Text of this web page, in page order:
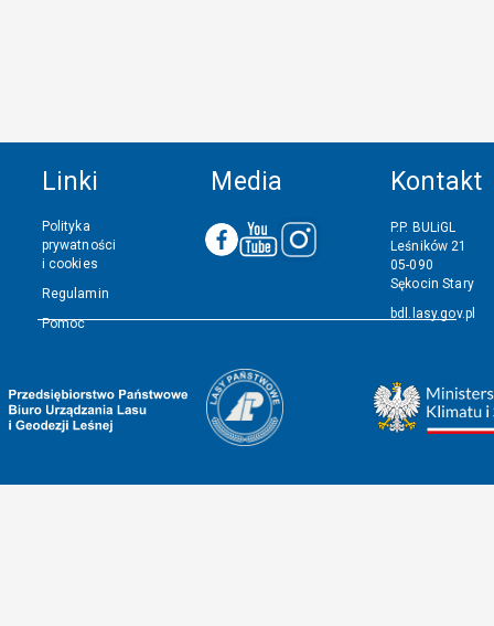
Linki
Polityka
prywatności
i cookies
Regulamin
Pomoc
Media Kontakt
P.P. BULiGL
Leśników 21
05-090
Sękocin Stary
bdl.lasy.gov.pl